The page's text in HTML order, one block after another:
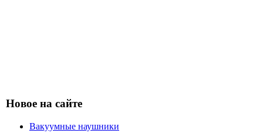
Новое на сайте
Вакуумные наушники